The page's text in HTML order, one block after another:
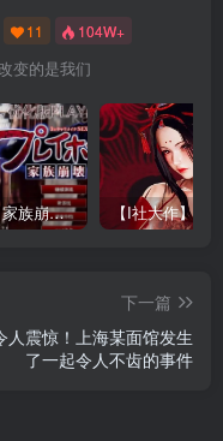
11 104W+
变的是我们
【I社大作】家族崩坏Playhome 终极12.0收藏版新整合【85G/补档福利】【年费会员专享，手慢无】
下一篇
人震惊！上海某面馆发生
了一起令人不齿的事件